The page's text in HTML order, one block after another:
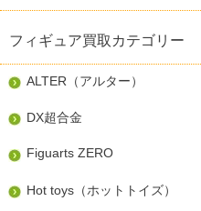
フィギュア買取カテゴリー
ALTER（アルター）
DX超合金
Figuarts ZERO
Hot toys（ホットトイズ）